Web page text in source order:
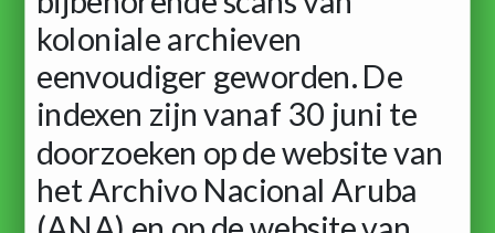
koloniale archieven
eenvoudiger geworden. De
indexen zijn vanaf 30 juni te
doorzoeken op de website van
het Archivo Nacional Aruba